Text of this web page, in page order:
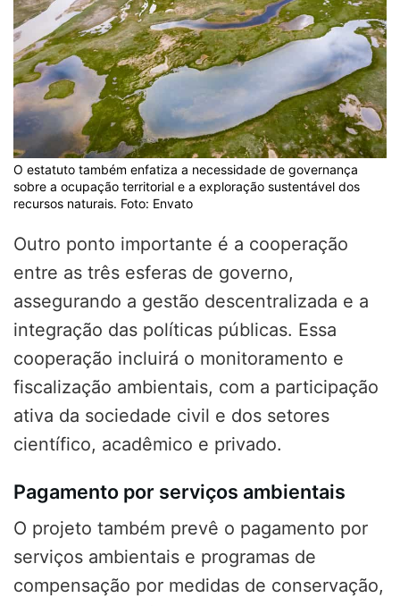
O estatuto também enfatiza a necessidade de governança
sobre a ocupação territorial e a exploração sustentável dos
recursos naturais. Foto: Envato
Outro ponto importante é a cooperação
entre as três esferas de governo,
assegurando a gestão descentralizada e a
integração das políticas públicas. Essa
cooperação incluirá o monitoramento e
fiscalização ambientais, com a participação
ativa da sociedade civil e dos setores
científico, acadêmico e privado.
Pagamento por serviços ambientais
O projeto também prevê o pagamento por
serviços ambientais e programas de
compensação por medidas de conservação,